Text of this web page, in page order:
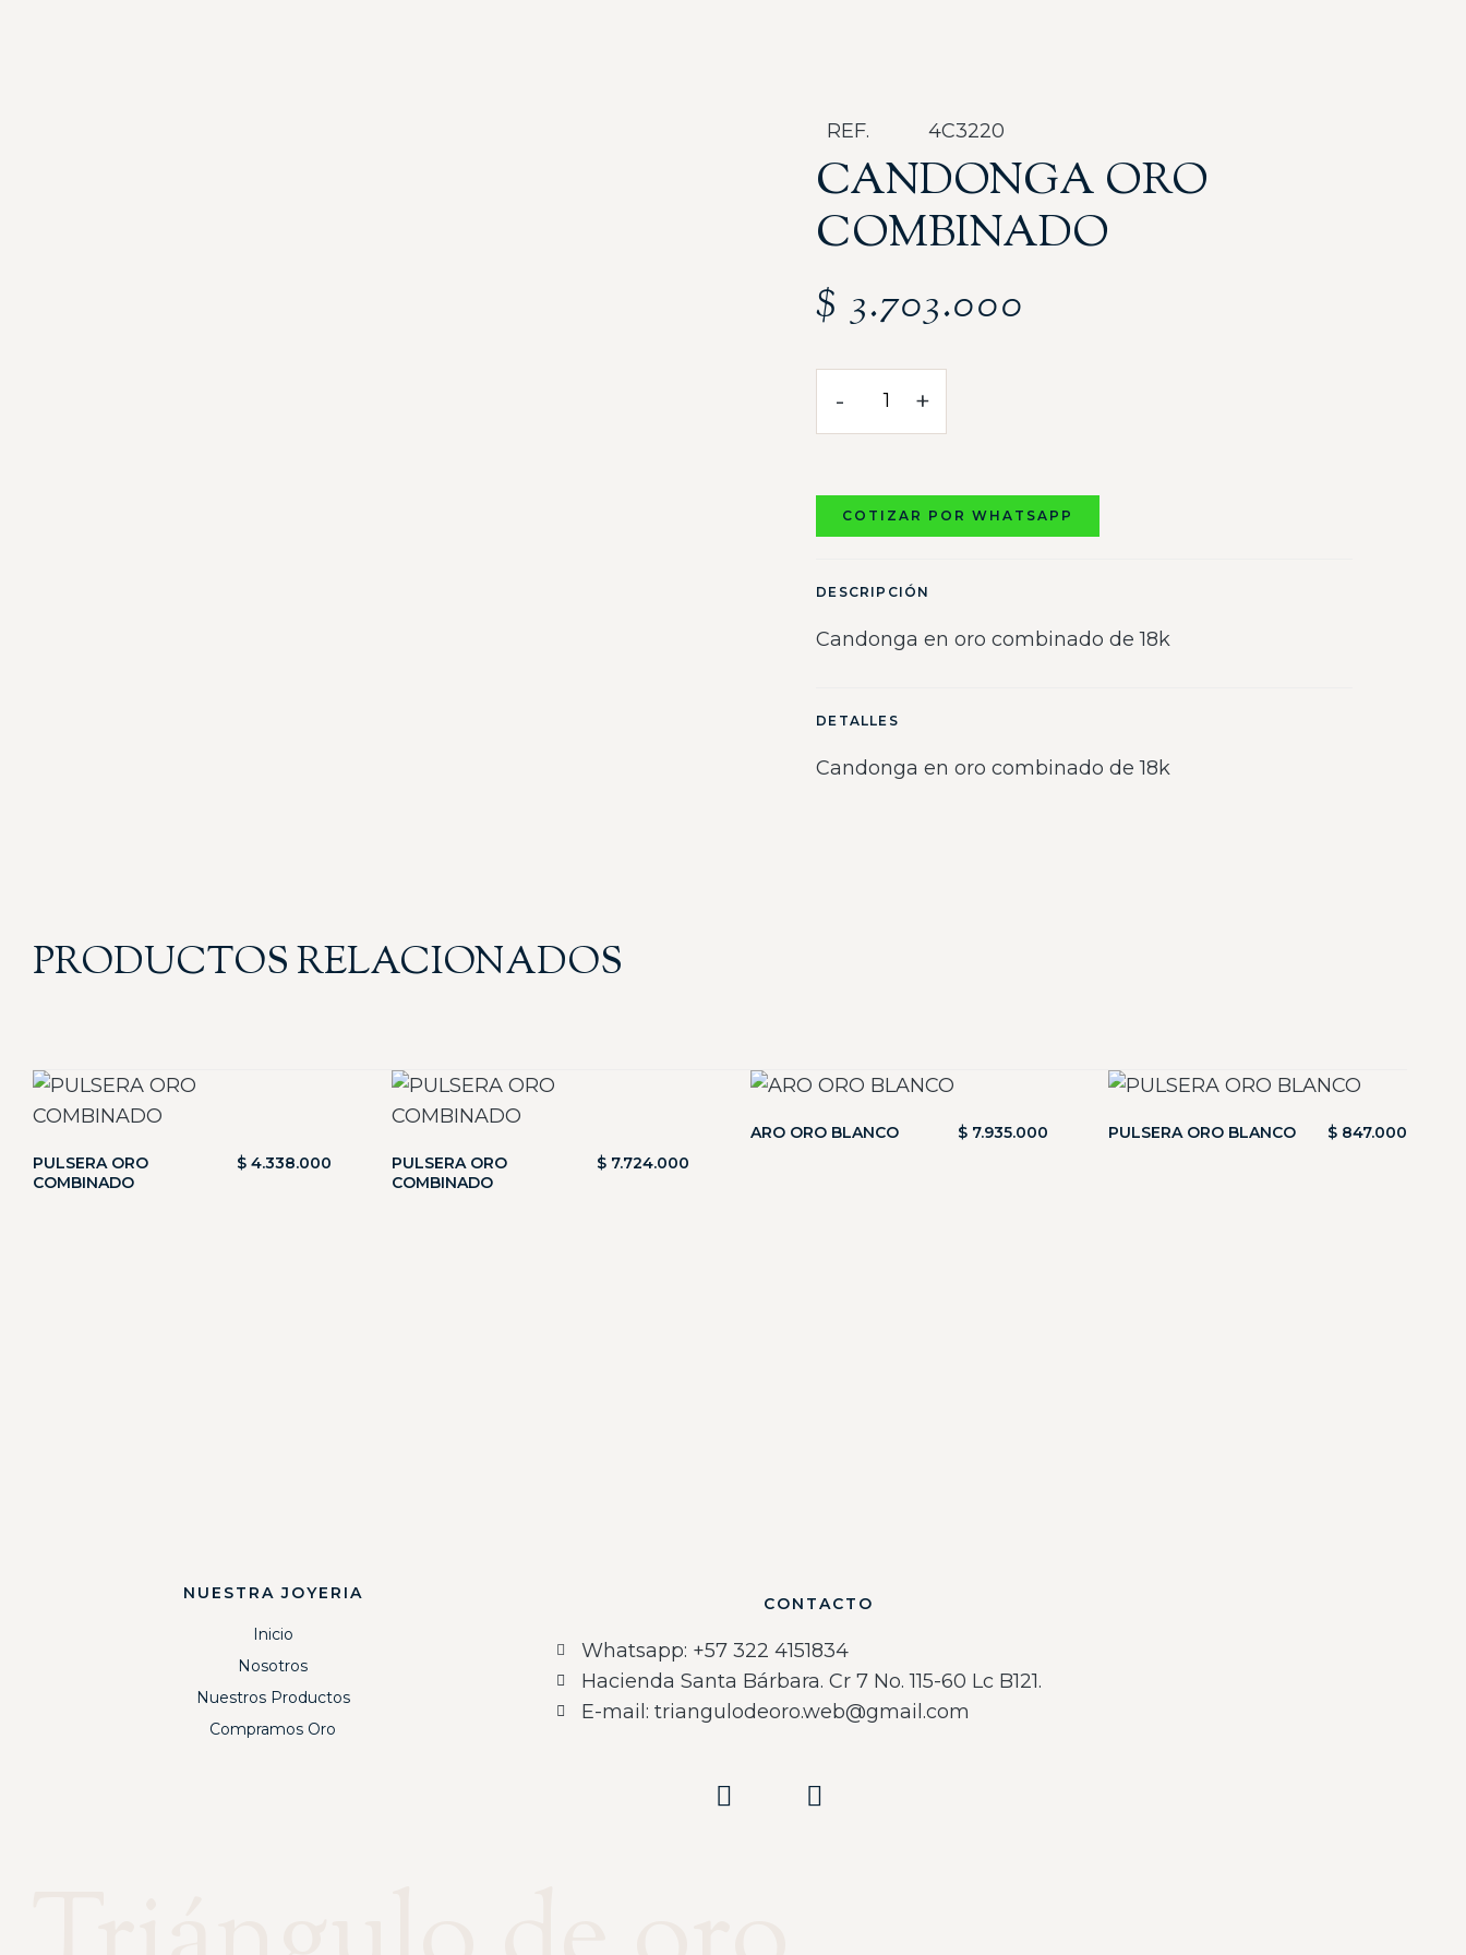
REF. 4C3220
CANDONGA ORO
COMBINADO
$ 3.703.000
- +
COTIZAR POR WHATSAPP
DESCRIPCIÓN
Candonga en oro combinado de 18k
DETALLES
Candonga en oro combinado de 18k
PRODUCTOS RELACIONADOS
PULSERA ORO
COMBINADO
$4.338.000
PULSERA ORO
COMBINADO
$ 7.724.000
ARO ORO BLANCO $ 7.935.000 PULSERA ORO BLANCO $847.000
NUESTRA JOYERIA
Inicio
Nosotros
Nuestros Productos
Compramos Oro
CONTACTO
Whatsapp: ‪+57 322 4151834‬
Hacienda Santa Bárbara. Cr 7 No. 115-60 Lc B121.
E-mail: triangulodeoro.web@gmail.com